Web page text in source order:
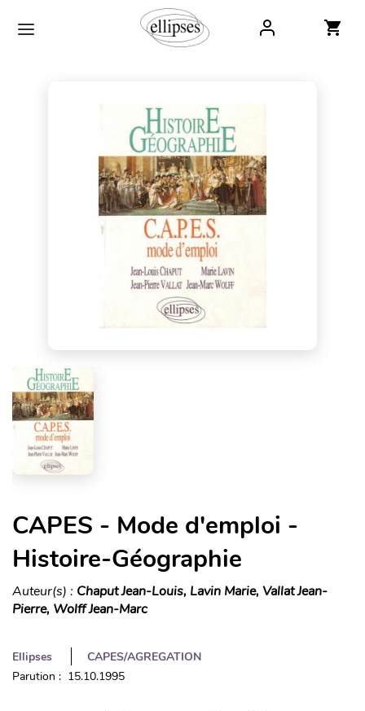
CAPES - Mode d'emploi -
Histoire-Géographie
Auteur(s) : Chaput Jean-Louis, Lavin Marie, Vallat Jean-
Pierre, Wolff Jean-Marc
Ellipses
CAPES/AGREGATION
Parution : 15.10.1995